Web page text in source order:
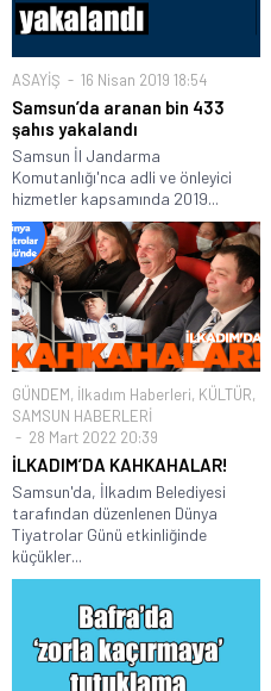
ASAYİŞ 16 Nisan 2019 18:54
Samsun’da aranan bin 433
şahıs yakalandı
Samsun İl Jandarma
Komutanlığı'nca adli ve önleyici
hizmetler kapsamında 2019...
GÜNDEM, İlkadım Haberleri, KÜLTÜR,
SAMSUN HABERLERİ
28 Mart 2022 20:39
İLKADIM’DA KAHKAHALAR!
Samsun'da, İlkadım Belediyesi
tarafından düzenlenen Dünya
Tiyatrolar Günü etkinliğinde
küçükler...